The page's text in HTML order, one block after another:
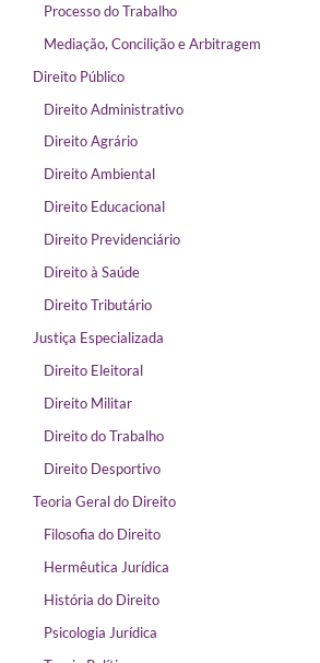
Processo do Trabalho
Mediação, Concilição e Arbitragem
Direito Público
Direito Administrativo
Direito Agrário
Direito Ambiental
Direito Educacional
Direito Previdenciário
Direito à Saúde
Direito Tributário
Justiça Especializada
Direito Eleitoral
Direito Militar
Direito do Trabalho
Direito Desportivo
Teoria Geral do Direito
Filosofia do Direito
Hermêutica Jurídica
História do Direito
Psicologia Jurídica